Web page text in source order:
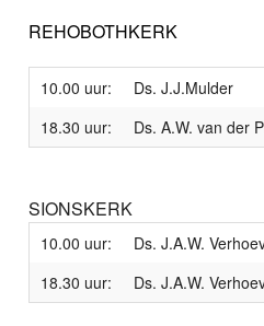
REHOBOTHKERK
10.00 uur:
Ds. J.J.Mulder
18.30 uur:
Ds. A.W. van der
SIONSKERK
10.00 uur:
Ds. J.A.W.
18.30 uur:
Ds. J.A.W.